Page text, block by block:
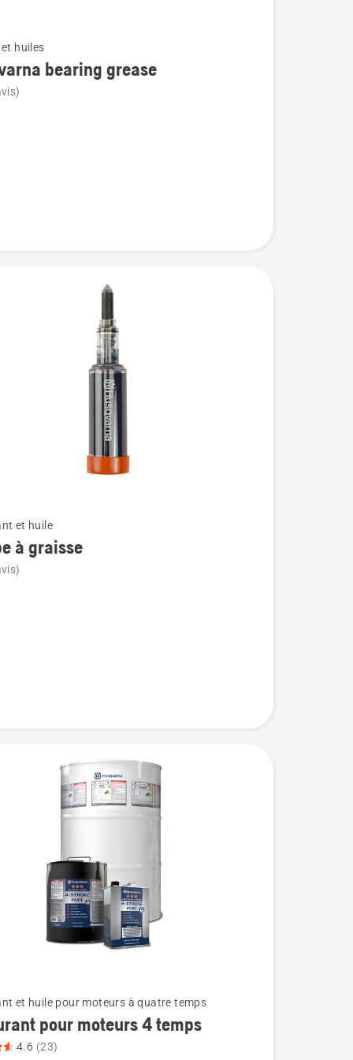
huiles
bearing grease
et huile
à graisse
et huile pour moteurs à quatre temps
pour moteurs 4 temps
4.6 (23)